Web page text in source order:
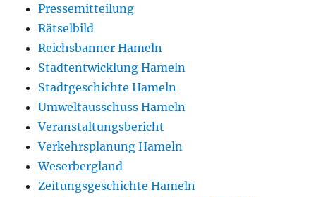
Pressemitteilung
Rätselbild
Reichsbanner Hameln
Stadtentwicklung Hameln
Stadtgeschichte Hameln
Umweltausschuss Hameln
Veranstaltungsbericht
Verkehrsplanung Hameln
Weserbergland
Zeitungsgeschichte Hameln